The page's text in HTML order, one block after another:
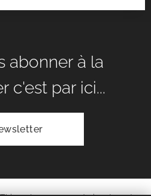
abonner à la
c'est par ici...